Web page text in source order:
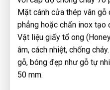
Mặt cánh cửa thép vân
phẳng hoặc chấn inox tạo
Vật liệu giấy tổ ong
âm, cách nhiệt, chống
gỗ, bóng đẹp như gỗ tự
50 mm.